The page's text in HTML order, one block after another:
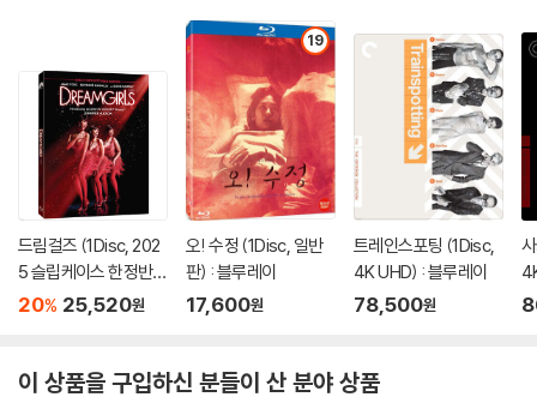
드림걸즈 (1Disc, 202
5 슬립케이스 한정반 B
D) : 블루레이
20% 25,520원
19
오! 수정 (1Disc, 일반
판) : 블루레이
17,600원
트레인스포팅 (1Disc,
4K UHD) : 블루레이
78,500원
이 상품을 구입하신 분들이 산 분야 상품